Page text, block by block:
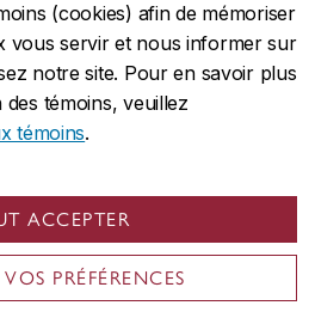
(cookies) afin de mémoriser
vous servir et nous informer sur
notre site. Pour en savoir plus
témoins, veuillez
témoins.
ACCEPTER
PRÉFÉRENCES
2424
Accessibilité | Confidentialité
QC, Canada